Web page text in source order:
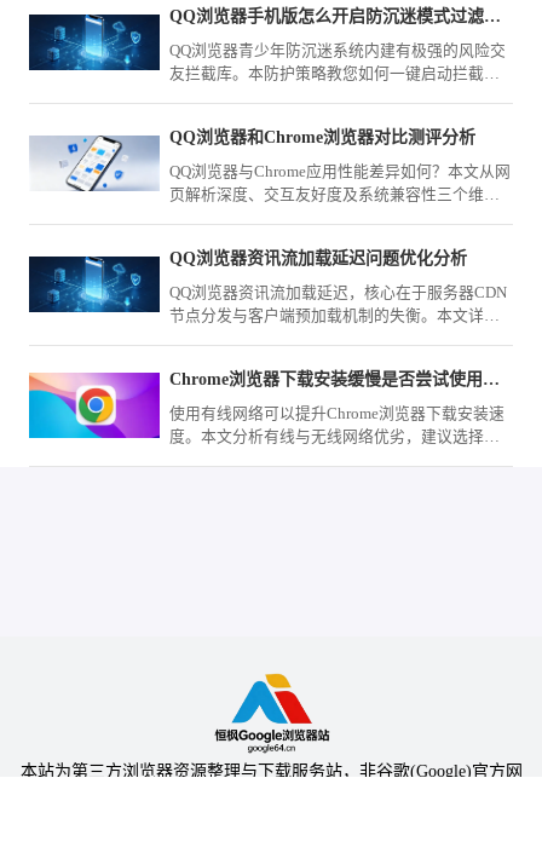
QQ浏览器手机版怎么开启防沉迷模式过滤掉不良网恋网站
QQ浏览器青少年防沉迷系统内建有极强的风险交
友拦截库。本防护策略教您如何一键启动拦截策
QQ浏览器和Chrome浏览器对比测评分析
QQ浏览器与Chrome应用性能差异如何？本文从网
页解析深度、交互友好度及系统兼容性三个维度
QQ浏览器资讯流加载延迟问题优化分析
QQ浏览器资讯流加载延迟，核心在于服务器CDN
节点分发与客户端预加载机制的失衡。本文详细
讯阅读的即时交互体验。
Chrome浏览器下载安装缓慢是否尝试使用有线网络
使用有线网络可以提升Chrome浏览器下载安装速
度。本文分析有线与无线网络优劣，建议选择更
本站为第三方浏览器资源整理与下载服务站，非谷歌(Google)官方网